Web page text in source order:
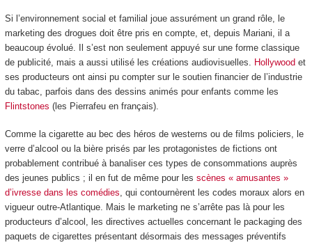
Si l’environnement social et familial joue assurément un grand rôle, le
marketing des drogues doit être pris en compte, et, depuis Mariani, il a
beaucoup évolué. Il s’est non seulement appuyé sur une forme classique
de publicité, mais a aussi utilisé les créations audiovisuelles.
Hollywood et
ses producteurs ont ainsi pu compter sur le soutien financier de l’industrie
du tabac, parfois dans des dessins animés pour enfants comme les
Flintstones (les Pierrafeu en français).
Comme la cigarette au bec des héros de westerns ou de films policiers, le
verre d’alcool ou la bière prisés par les protagonistes de fictions ont
probablement contribué à banaliser ces types de consommations auprès
des jeunes publics ; il en fut de même pour les scènes « amusantes »
d’ivresse dans les comédies, qui contournèrent les codes moraux alors en
vigueur outre-Atlantique. Mais le marketing ne s’arrête pas là pour les
producteurs d’alcool, les directives actuelles concernant le packaging des
paquets de cigarettes présentant désormais des messages préventifs